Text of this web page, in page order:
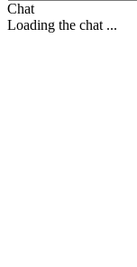
Chat
Loading the chat ...